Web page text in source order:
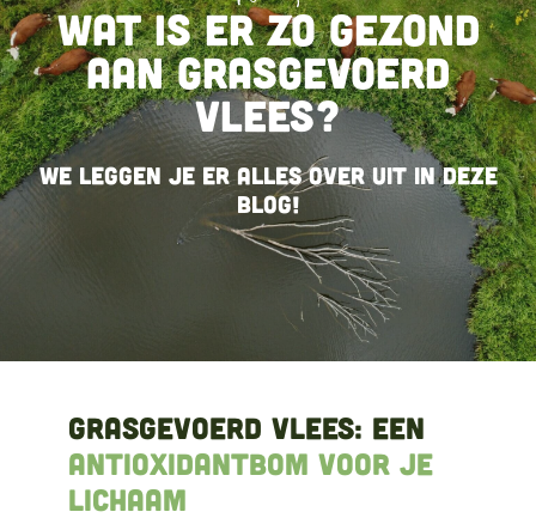
Wat is er zo gezond
aan grasgevoerd
vlees?
We leggen je er alles over uit in deze
blog!
Grasgevoerd vlees: Een
antioxidantbom voor je
lichaam